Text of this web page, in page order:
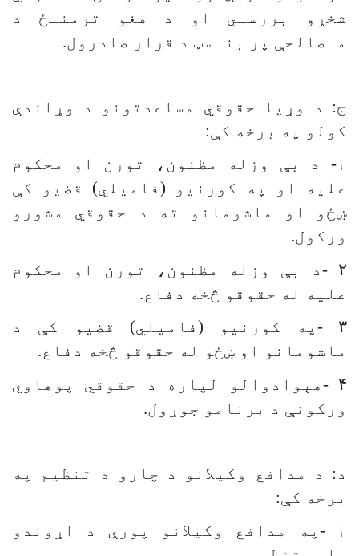
شخړو بررسـي او د هغو ترمنـځ د
مـصالحې پر بنـسټ د قرار صادرول.
ج: د وړیا حقوقي مساعدتونو د وړاندې
کولو په برخه کې:
۱- د بې وزله مظنون، تورن او
محکوم
علیه او په کورنیو (فامیلي) قضیو کې
ښځو او ماشومانو ته د حقوقي مشورو
ورکول.
۲ -د بې وزله مظنون، تورن او
محکوم
علیه له حقوقو څخه دفاع.
۳ -په کورنيو (فامیلي) قضیو کې د
ماشومانو او ښځو له حقوقو څخه دفاع.
۴ -هېوادوالو لپاره د حقوقي پوهاوي
ورکونې د برنامو جوړول.
د: د مدافع وکیلانو د چارو د تنظیم په
برخه کې:
۱
- په مدافع وکیلانو پورې د اړوندو